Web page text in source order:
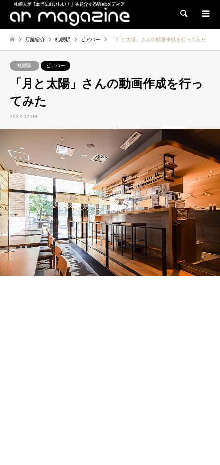
検索
店舗紹介 札幌駅 ビアバー 「月と太陽」さんの動画作成を行ってみた
札幌駅 ビアバー
「月と太陽」さんの動画作成を行っ
てみた
2022.12.09